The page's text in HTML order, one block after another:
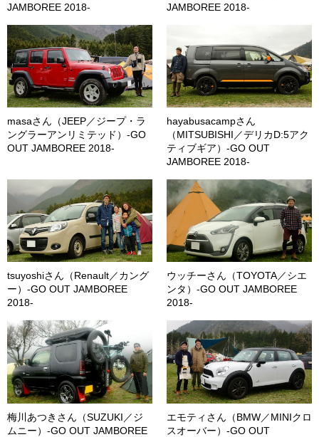
JAMBOREE 2018-
JAMBOREE 2018-
masaさん（JEEP／ジープ・ラ
ングラーアンリミテッド）-GO
OUT JAMBOREE 2018-
hayabusacampさん
（MITSUBISHI／デリカD:5アク
ティブギア）-GO OUT
JAMBOREE 2018-
tsuyoshiさん（Renault／カング
ー）-GO OUT JAMBOREE
2018-
ウッチーさん（TOYOTA／シエ
ンタ）-GO OUT JAMBOREE
2018-
梅川あつきさん（SUZUKI／ジ
ムニー）-GO OUT JAMBOREE
エモティさん（BMW／MINIクロ
スオーバー）-GO OUT